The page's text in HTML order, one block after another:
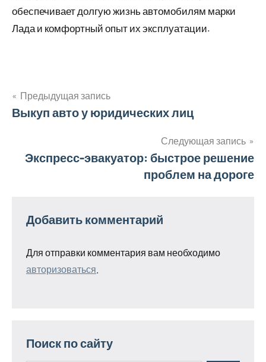
обеспечивает долгую жизнь автомобилям марки
Лада и комфортный опыт их эксплуатации.
Навигация
записям
Предыдущая запись
Выкуп авто у юридических лиц
Следующая запись
Экспресс-эвакуатор: быстрое решение
проблем на дороге
Добавить комментарий
Для отправки комментария вам необходимо
авторизоваться
Поиск по сайту